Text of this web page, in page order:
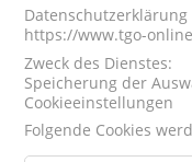
https://www.tgo-
Zweck des Dienstes:
Speicherung der
Cookieeinstellungen
Folgende Cookies